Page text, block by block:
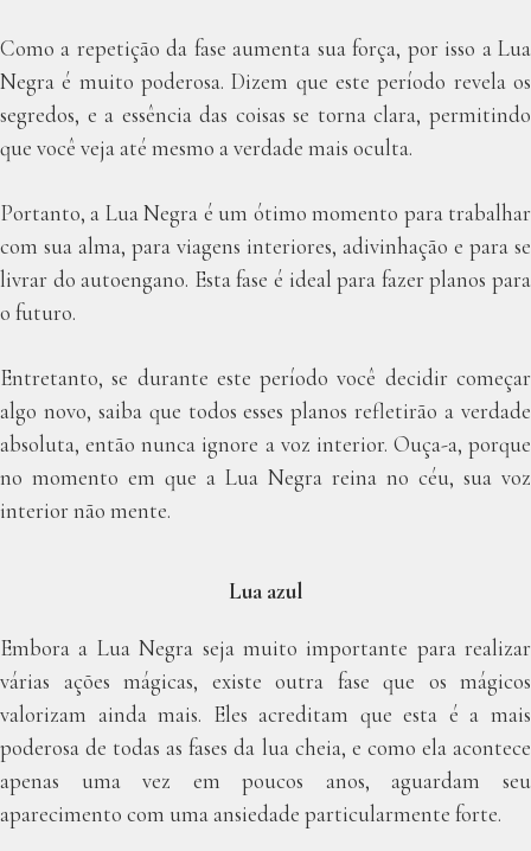
Como a repetição da fase aumenta sua força, por isso a Lua
Negra é muito poderosa. Dizem que este período revela os
segredos, e a essência das coisas se torna clara, permitindo
que você veja até mesmo a verdade mais oculta.
Portanto, a Lua Negra é um ótimo momento para trabalhar
com sua alma, para viagens interiores, adivinhação e para se
livrar do autoengano. Esta fase é ideal para fazer planos para
o futuro.
Entretanto, se durante este período você decidir começar
algo novo, saiba que todos esses planos refletirão a verdade
absoluta, então nunca ignore a voz interior. Ouça-a, porque
no momento em que a Lua Negra reina no céu, sua voz
interior não mente.
Lua azul
Embora a Lua Negra seja muito importante para realizar
várias ações mágicas, existe outra fase que os mágicos
valorizam ainda mais. Eles acreditam que esta é a mais
poderosa de todas as fases da lua cheia, e como ela acontece
apenas uma vez em poucos anos, aguardam seu
aparecimento com uma ansiedade particularmente forte.